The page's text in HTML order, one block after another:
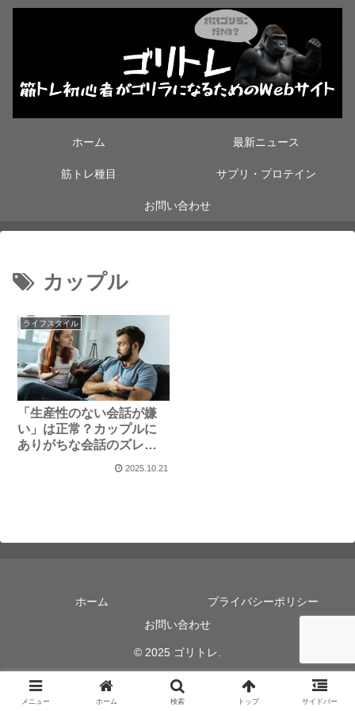
ホーム 最新ニュース
筋トレ種目 サプリ・プロテイン
お問い合わせ
カップル
ライフスタイル
「生産性のない会話が嫌
い」は正常？カップルに
ありがちな会話のズレを
2025.10.21
ホーム
プライバシーポリシー
お問い合わせ
© 2025 ゴリトレ.
メニュー ホーム 検索 トップ サイドバー